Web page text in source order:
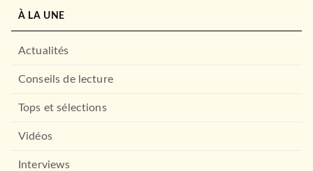
À LA UNE
Actualités
Conseils de lecture
Tops et sélections
Vidéos
Interviews